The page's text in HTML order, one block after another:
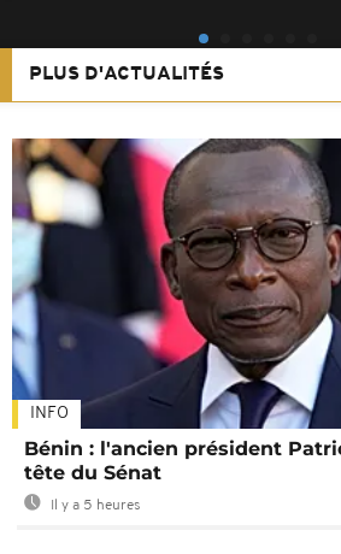
PLUS D'ACTUALITÉS
INFO
Bénin : l'ancien président
tête du Sénat
Il y a 5 heures